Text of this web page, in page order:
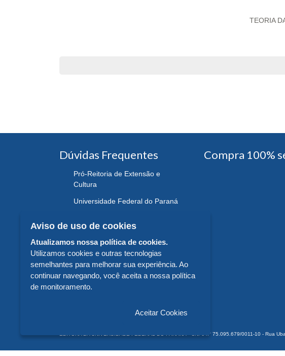
TEORIA
Dúvidas Frequentes
Pró-Reitoria de Extensão e
Cultura
Universidade Federal do Paraná
Compra 100%
EDITORA DA UNIVERSIDADE FEDERAL DO PARANÁ - CNPJ n° 75.095.679/0011-10 - Rua
Aviso de uso de cookies
Atualizamos nossa política de cookies.
Utilizamos cookies e outras tecnologias
semelhantes para melhorar sua experiência. Ao
continuar navegando, você aceita a nossa política
de monitoramento.
Aceitar Cookies